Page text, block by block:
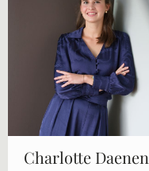
Charlotte Daenen